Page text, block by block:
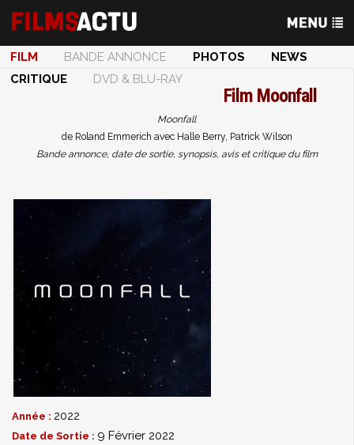
FILM BANDE ANNONCE PHOTOS
NEWS
CRITIQUE
DVD & BLU-RAY
Film Moonfall
Moonfall
de Roland Emmerich avec Halle Berry, Patrick Wilson
Bande annonce, date de sortie, synopsis, avis et critique du film
Année : 2022
Date de Sortie : 9 Février 2022